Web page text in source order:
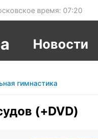
время: 07:20
Новости
гимнастика
(+DVD)